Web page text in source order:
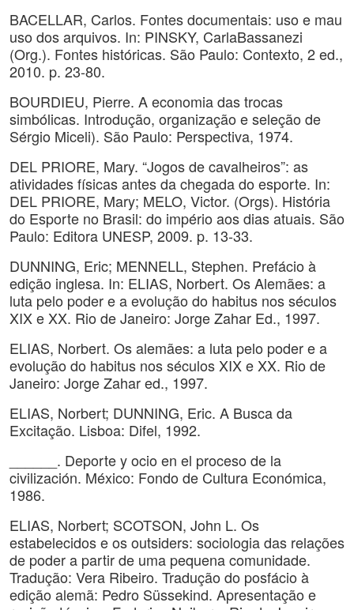
BACELLAR, Carlos. Fontes documentais: uso e mau
uso dos arquivos. In: PINSKY, CarlaBassanezi
(Org.). Fontes históricas. São Paulo: Contexto, 2 ed.,
2010. p. 23-80.
BOURDIEU, Pierre. A economia das trocas
simbólicas. Introdução, organização e seleção de
Sérgio Miceli). São Paulo: Perspectiva, 1974.
DEL PRIORE, Mary. “Jogos de cavalheiros”: as
atividades físicas antes da chegada do esporte. In:
DEL PRIORE, Mary; MELO, Victor. (Orgs). História
do Esporte no Brasil: do império aos dias atuais. São
Paulo: Editora UNESP, 2009. p. 13-33.
DUNNING, Eric; MENNELL, Stephen. Prefácio à
edição inglesa. In: ELIAS, Norbert. Os Alemães: a
luta pelo poder e a evolução do habitus nos séculos
XIX e XX. Rio de Janeiro: Jorge Zahar Ed., 1997.
ELIAS, Norbert. Os alemães: a luta pelo poder e a
evolução do habitus nos séculos XIX e XX. Rio de
Janeiro: Jorge Zahar ed., 1997.
ELIAS, Norbert; DUNNING, Eric. A Busca da
Excitação. Lisboa: Difel, 1992.
______. Deporte y ocio en el proceso de la
civilización. México: Fondo de Cultura Económica,
1986.
ELIAS, Norbert; SCOTSON, John L. Os
estabelecidos e os outsiders: sociologia das relações
de poder a partir de uma pequena comunidade.
Tradução: Vera Ribeiro. Tradução do posfácio à
edição alemã: Pedro Süssekind. Apresentação e